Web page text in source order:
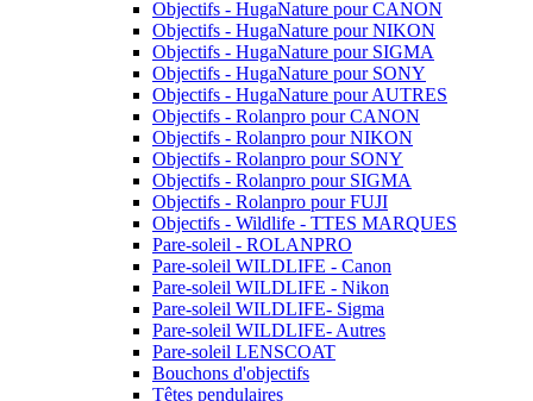
Objectifs - HugaNature pour CANON
Objectifs - HugaNature pour NIKON
Objectifs - HugaNature pour SIGMA
Objectifs - HugaNature pour SONY
Objectifs - HugaNature pour AUTRES
Objectifs - Rolanpro pour CANON
Objectifs - Rolanpro pour NIKON
Objectifs - Rolanpro pour SONY
Objectifs - Rolanpro pour SIGMA
Objectifs - Rolanpro pour FUJI
Objectifs - Wildlife - TTES MARQUES
Pare-soleil - ROLANPRO
Pare-soleil WILDLIFE - Canon
Pare-soleil WILDLIFE - Nikon
Pare-soleil WILDLIFE- Sigma
Pare-soleil WILDLIFE- Autres
Pare-soleil LENSCOAT
Bouchons d'objectifs
Têtes pendulaires